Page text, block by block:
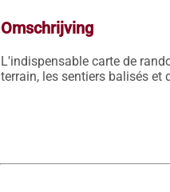
Omschrijving
L'indispensable carte de
terrain, les sentiers balisés